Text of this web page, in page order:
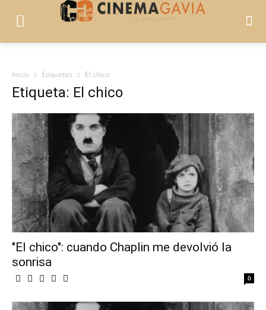
Inicio Etiquetas El chico
Etiqueta: El chico
"El chico": cuando Chaplin me devolvió la
sonrisa
0